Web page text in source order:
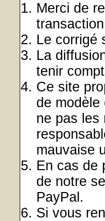
Merci de
Le corrigé
La
tenir
Ce site
de
ne pas les
mauvaise
En cas de
de notre
PayPal.
Si vous